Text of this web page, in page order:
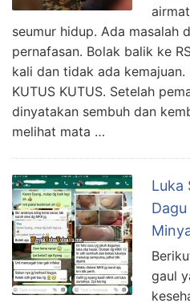
seumur hidup. Ada masalah
pernafasan. Bolak balik ke
kali dan tidak ada kemajuan.
KUTUS KUTUS. Setelah
dinyatakan sembuh dan
melihat mata …
Luka
gaul